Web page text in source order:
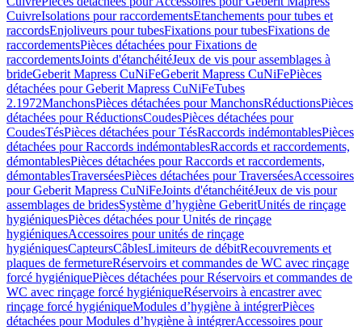
CuivreIsolations pour raccordementsEtanchements pour tubes et
raccordsEnjoliveurs pour tubesFixations pour tubesFixations de
raccordementsPièces détachées pour Fixations de
raccordementsJoints d'étanchéitéJeux de vis pour assemblages à
brideGeberit Mapress CuNiFeGeberit Mapress CuNiFePièces
détachées pour Geberit Mapress CuNiFeTubes
2.1972ManchonsPièces détachées pour ManchonsRéductionsPièces
détachées pour RéductionsCoudesPièces détachées pour
CoudesTésPièces détachées pour TésRaccords indémontablesPièces
détachées pour Raccords indémontablesRaccords et raccordements,
démontablesPièces détachées pour Raccords et raccordements,
démontablesTraverséesPièces détachées pour TraverséesAccessoires
pour Geberit Mapress CuNiFeJoints d'étanchéitéJeux de vis pour
assemblages de bridesSystème d’hygiène GeberitUnités de rinçage
hygiéniquesPièces détachées pour Unités de rinçage
hygiéniquesAccessoires pour unités de rinçage
hygiéniquesCapteursCâblesLimiteurs de débitRecouvrements et
plaques de fermetureRéservoirs et commandes de WC avec rinçage
forcé hygiéniquePièces détachées pour Réservoirs et commandes de
WC avec rinçage forcé hygiéniqueRéservoirs à encastrer avec
rinçage forcé hygiéniqueModules d’hygiène à intégrerPièces
détachées pour Modules d’hygiène à intégrerAccessoires pour